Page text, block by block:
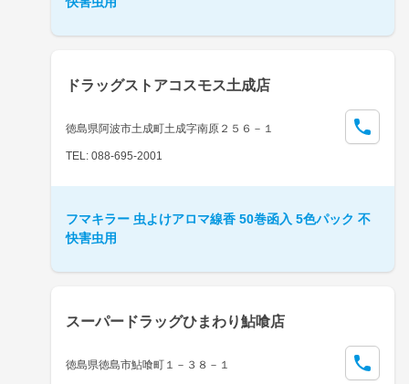
ドラッグストアコスモス土成店
徳島県阿波市土成町土成字南原２５６－１
TEL: 088-695-2001
フマキラー 虫よけアロマ線香 50巻函入 5色パック 不
快害虫用
スーパードラッグひまわり鮎喰店
徳島県徳島市鮎喰町１－３８－１